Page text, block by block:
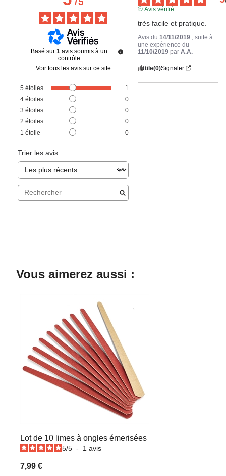
Basé sur 1 avis soumis à un
contrôle
Voir tous les avis sur ce site
5 étoiles
1
4 étoiles
0
3 étoiles
0
2 étoiles
0
1 étoile 0
Trier les avis
Avis vérifié
très facile et pratique.
Avis du 14/11/2019
, suite à
une expérience du
11/10/2019 parA.A.
Utile(0)Signaler
Vous aimerez aussi :
Lot de 10 limes à ongles émerisées
5/5 - 1 avis
7,99 €